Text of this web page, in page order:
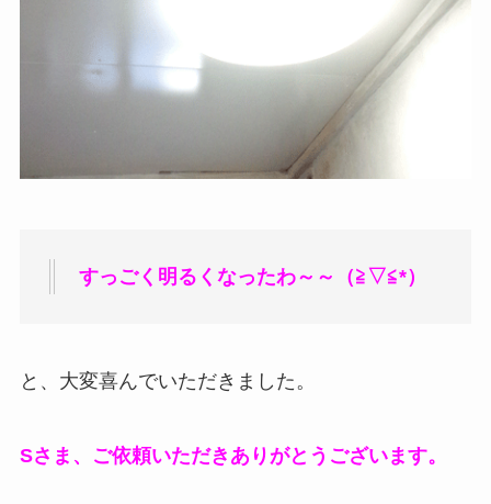
すっごく明るくなったわ～～（≧▽≦*）
と、大変喜んでいただきました。
Sさま、ご依頼いただきありがとうございます。